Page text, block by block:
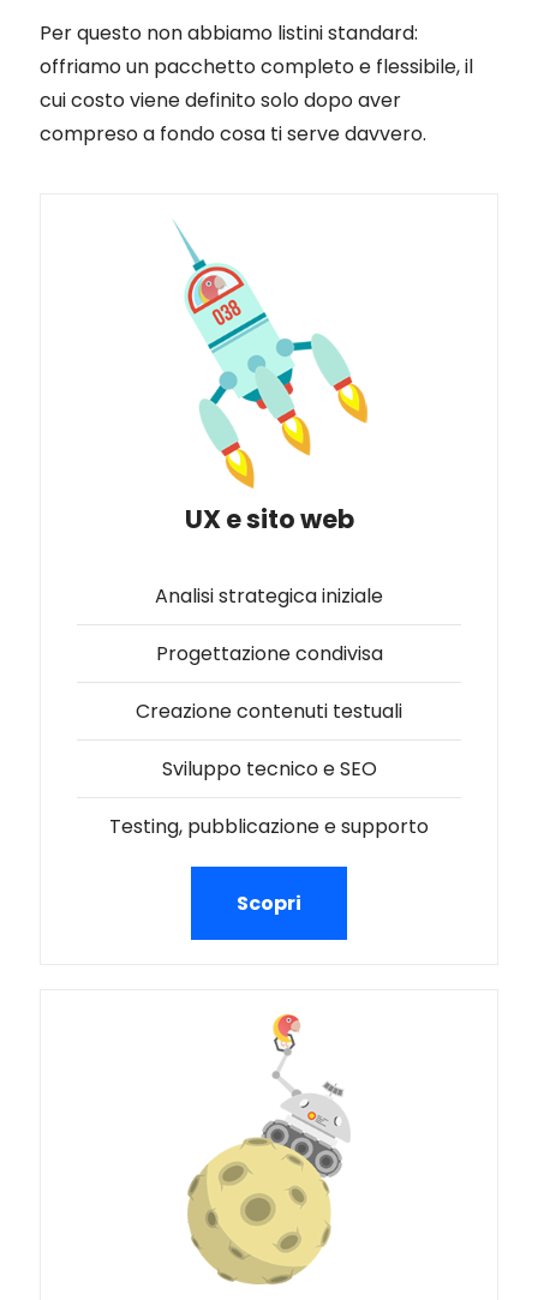
Per questo non abbiamo listini standard:
offriamo un pacchetto completo e flessibile, il
cui costo viene definito solo dopo aver
compreso a fondo cosa ti serve davvero.
UX e sito web
Analisi strategica iniziale
Progettazione condivisa
Creazione contenuti testuali
Sviluppo tecnico e SEO
Testing, pubblicazione e supporto
Scopri